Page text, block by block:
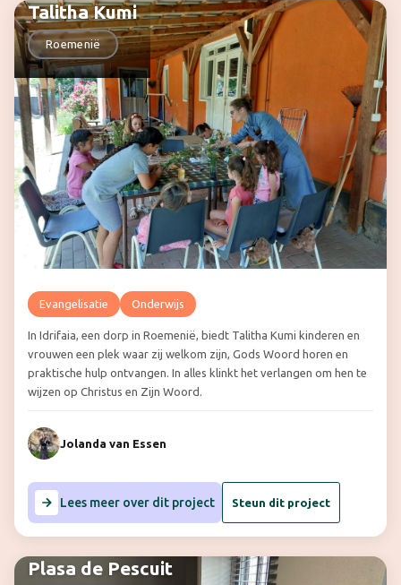
Talitha Kumi
Roemenië
Evangelisatie Onderwijs
In Idrifaia, een dorp in Roemenië, biedt Talitha Kumi kinderen en
vrouwen een plek waar zij welkom zijn, Gods Woord horen en
praktische hulp ontvangen. In alles klinkt het verlangen om hen te
wijzen op Christus en Zijn Woord.
Jolanda van Essen
Lees meer over dit project Steun dit project
Plasa de Pescuit